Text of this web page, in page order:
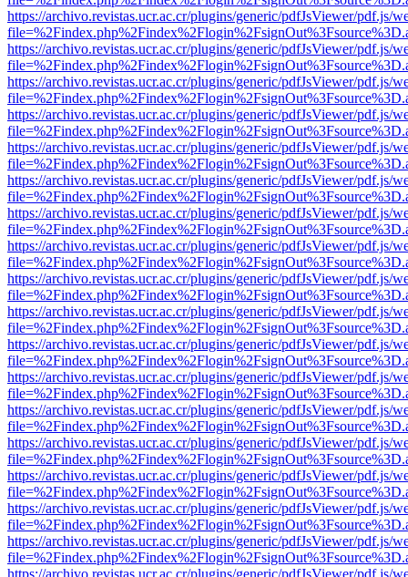
https://archivo.revistas.ucr.ac.cr/plugins/generic/pdfJsViewer/pdf.js/
https://archivo.revistas.ucr.ac.cr/plugins/generic/pdfJsViewer/pdf.js/
https://archivo.revistas.ucr.ac.cr/plugins/generic/pdfJsViewer/pdf.js/
https://archivo.revistas.ucr.ac.cr/plugins/generic/pdfJsViewer/pdf.js/
https://archivo.revistas.ucr.ac.cr/plugins/generic/pdfJsViewer/pdf.js/
https://archivo.revistas.ucr.ac.cr/plugins/generic/pdfJsViewer/pdf.js/
https://archivo.revistas.ucr.ac.cr/plugins/generic/pdfJsViewer/pdf.js/
https://archivo.revistas.ucr.ac.cr/plugins/generic/pdfJsViewer/pdf.js/
https://archivo.revistas.ucr.ac.cr/plugins/generic/pdfJsViewer/pdf.js/
https://archivo.revistas.ucr.ac.cr/plugins/generic/pdfJsViewer/pdf.js/
https://archivo.revistas.ucr.ac.cr/plugins/generic/pdfJsViewer/pdf.js/
https://archivo.revistas.ucr.ac.cr/plugins/generic/pdfJsViewer/pdf.js/
https://archivo.revistas.ucr.ac.cr/plugins/generic/pdfJsViewer/pdf.js/
https://archivo.revistas.ucr.ac.cr/plugins/generic/pdfJsViewer/pdf.js/
https://archivo.revistas.ucr.ac.cr/plugins/generic/pdfJsViewer/pdf.js/
https://archivo.revistas.ucr.ac.cr/plugins/generic/pdfJsViewer/pdf.js/
https://archivo.revistas.ucr.ac.cr/plugins/generic/pdfJsViewer/pdf.js/
https://archivo.revistas.ucr.ac.cr/plugins/generic/pdfJsViewer/pdf.js/